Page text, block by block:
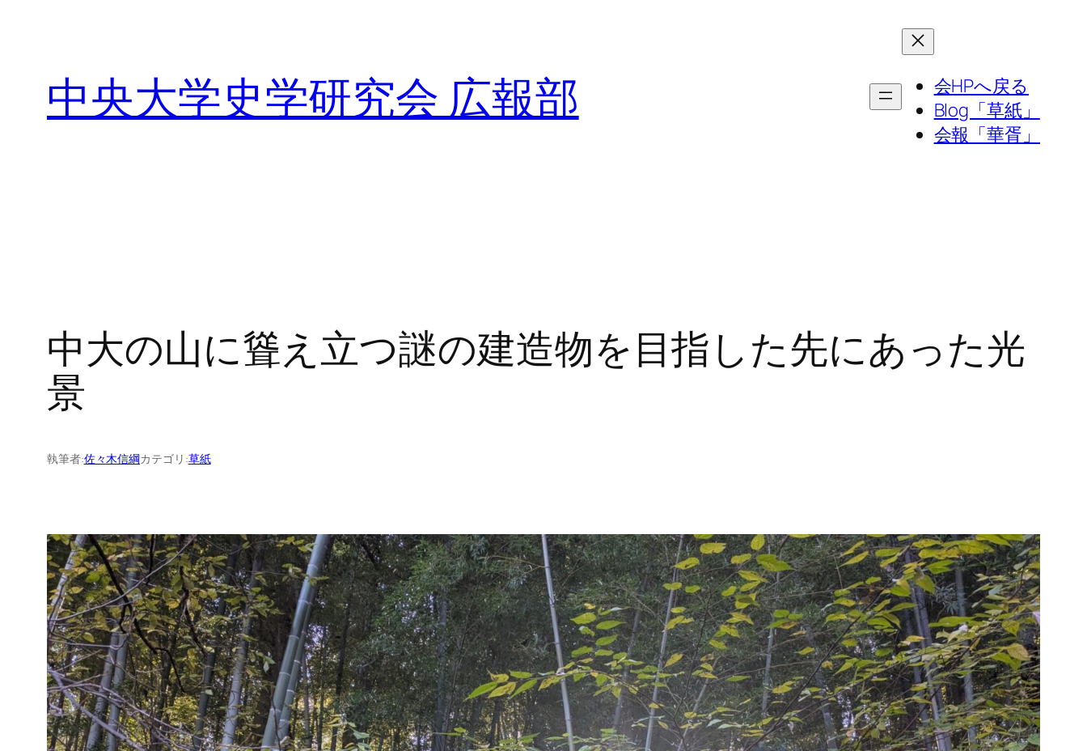
中央大学史学研究会 広報部
会HPへ戻る
Blog「草紙」
会報「華胥」
中大の山に聳え立つ謎の建造物を目指した先にあった光
景
執筆者:佐々木信綱カテゴリ:草紙